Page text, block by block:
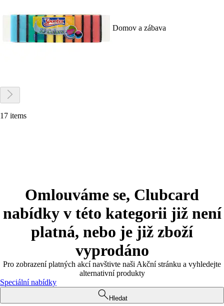
Domov a zábava
17 items
Omlouváme se, Clubcard
nabídky v této kategorii již není
platná, nebo je již zboží
vyprodáno
Pro zobrazení platných akcí navštivte naši Akční stránku a vyhledejte
alternativní produkty
Speciální nabídky
Hledat